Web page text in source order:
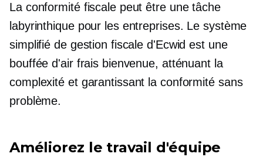
La conformité fiscale peut être une tâche
labyrinthique pour les entreprises. Le système
simplifié de gestion fiscale d'Ecwid est une
bouffée d'air frais bienvenue, atténuant la
complexité et garantissant la conformité sans
problème.
Améliorez le travail d'équipe